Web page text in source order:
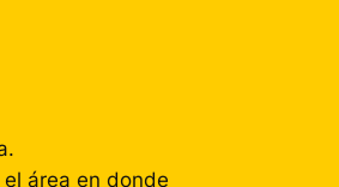
área en donde